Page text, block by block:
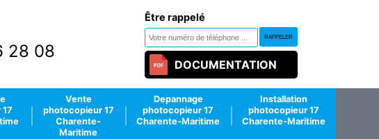
28 08
Être rappelé
DOCUMENTATION
Vente
photocopieur 17
Charente-
Maritime
Depannage
photocopieur 17
Charente-Maritime
Installation
photocopieur 17
Charente-Maritime